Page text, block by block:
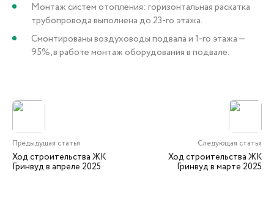
Монтаж систем отопления: горизонтальная раскатка
трубопровода выполнена до 23-го этажа.
Смонтированы воздуховоды подвала и 1-го этажа —
95%, в работе монтаж оборудования в подвале.
Предыдущая статья
Ход строительства ЖК
Гринвуд в апреле 2025
Следующая статья
Ход строительства ЖК
Гринвуд в марте 2025